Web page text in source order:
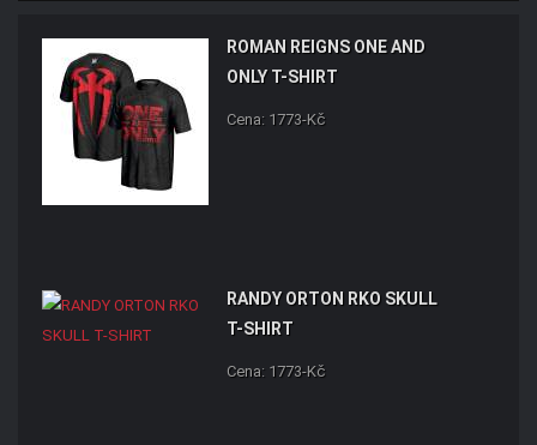
ROMAN REIGNS ONE AND
ONLY T-SHIRT
Cena: 1773-Kč
RANDY ORTON RKO SKULL
T-SHIRT
Cena: 1773-Kč